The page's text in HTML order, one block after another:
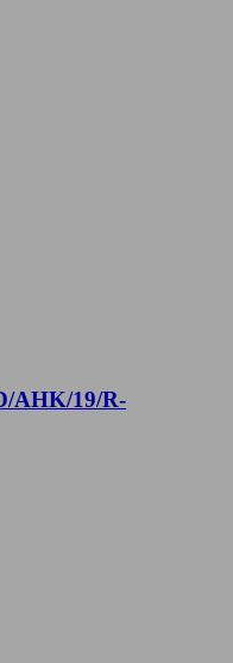
AHK/19/R-